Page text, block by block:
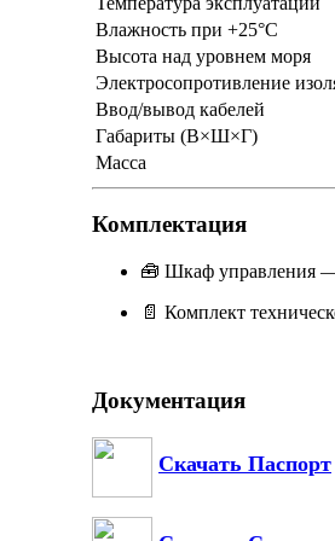
Влажность при +25°C
Высота над уровнем моря
Электросопротивление
Ввод/вывод кабелей
Габариты (В×Ш×Г)
Масса
Комплектация
🧰 Шкаф управления
📄 Комплект
Документация
Скачать Паспорт